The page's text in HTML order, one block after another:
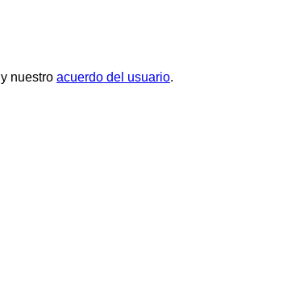
y nuestro acuerdo del usuario.